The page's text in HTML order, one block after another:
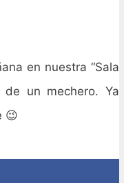
en nuestra “Sala
de un mechero. Ya
😉